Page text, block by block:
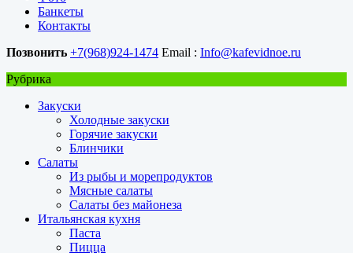
Банкеты
Контакты
Позвонить +7(968)924-1474 Email : Info@kafevidnoe.ru
Рубрика
Закуски
Холодные закуски
Горячие закуски
Блинчики
Салаты
Из рыбы и морепродуктов
Мясные салаты
Салаты без майонеза
Итальянская кухня
Паста
Пицца